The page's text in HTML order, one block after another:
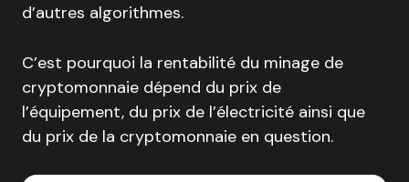
d’autres algorithmes.
C’est pourquoi la rentabilité du minage de
cryptomonnaie dépend du prix de
l’équipement, du prix de l’électricité ainsi que
du prix de la cryptomonnaie en question.